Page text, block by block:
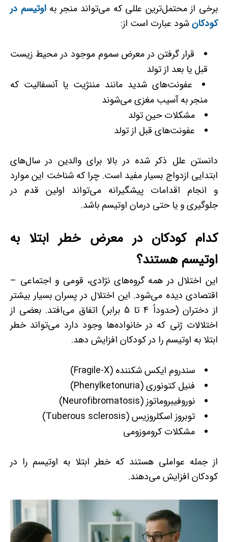
برخی از محتمل‌ترین عللی که می‌تواند منجر بهاوتیسم در
کودکانشود عبارت است از:
قرار گرفتن در معرض سموم موجود در محیط‌ زیست
قبل یا بعد از تولد
عفونت‌های شدید مانند مننژیت یا آنسفالیت که
منجر به آسیب مغزی می‌شوند
مشکلات حین تولد
عفونت‌های قبل از تولد
دانستن علل ذکر شده در بالا برای والدین در سال‌های
ابتدایی ازدواج بسیار مفید است. چرا که شناخت این موارد
و انجام اقدامات پیشگیرانه می‌تواند اولین قدم در
جلوگیری و یا حتی درمان اوتیسم باشد.
کدام کودکان در معرض خطر ابتلا به
اوتیسم هستند؟
این اختلال در همه گروه‌های نژادی، قومی و اجتماعی –
اقتصادی دیده می‌شود. این اختلال در پسران بسیار بیشتر
از دختران (حدوداً 4 تا 5 برابر) اتفاق می‌افتد. بعضی از
اختلالات ژنی که در خانواده‌ها وجود دارد می‌تواند خطر
ابتلا به اوتیسم را در کودکان افزایش دهد.
سندروم ایکس شکننده (Fragile-X)
فنیل کتونوری (Phenylketonuria)
نوروفیبروماتوز (Neurofibromatosis)
توبروز اسکلروزیس (Tuberous sclerosis)
مشکلات کروموزومی
از جمله عواملی هستند که خطر ابتلا به اوتیسم را در
کودکان افزایش می­‌دهند.